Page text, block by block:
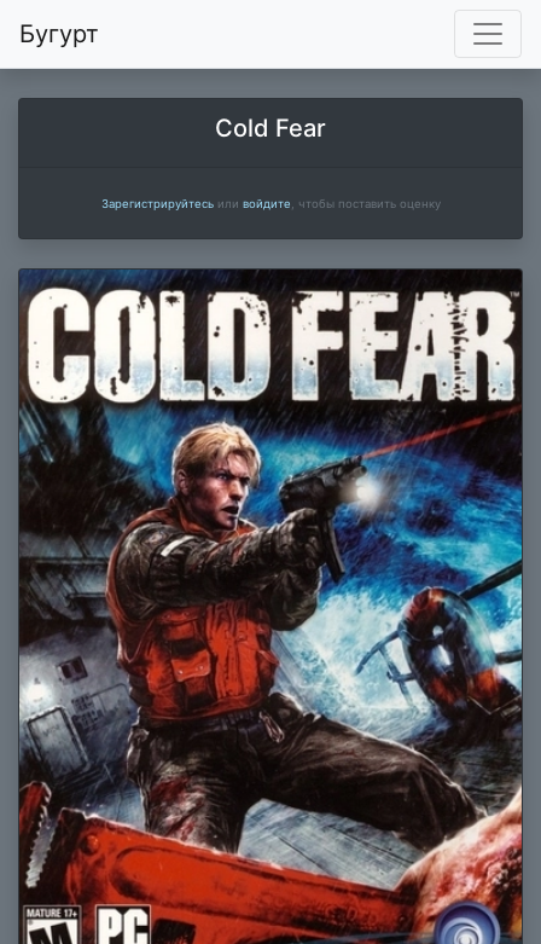
Бугурт
Cold Fear
Зарегистрируйтесьили войдите , чтобы поставить оценку